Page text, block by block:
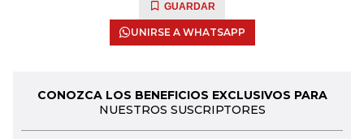
GUARDAR
UNIRSE A WHATSAPP
CONOZCA LOS BENEFICIOS EXCLUSIVOS PARA
NUESTROS SUSCRIPTORES